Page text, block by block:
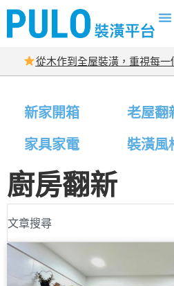
從木作到全屋裝潢，重視每
新家開箱 老屋翻
家具家電
裝潢風
廚房翻新